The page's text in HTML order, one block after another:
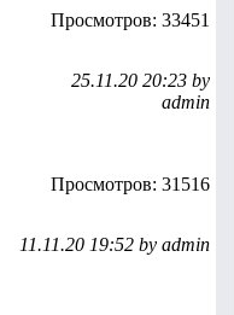
Просмотров: 33451
25.11.20 20:23 by
admin
Просмотров: 31516
11.11.20 19:52 by admin